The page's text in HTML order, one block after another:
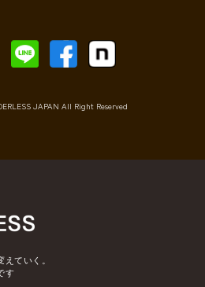
JAPAN All Right Reserved
ていく。
す